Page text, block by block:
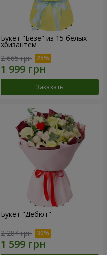
Букет "Безе" из 15 белых
хризантем
2 665 грн
Заказать
Букет "Дебют"
2 284 грн